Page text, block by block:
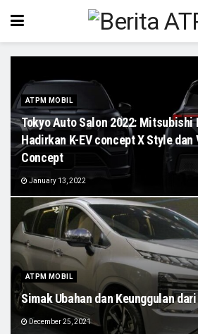
ATPM MOBIL
Tokyo Auto Salon 2022:
Hadirkan K-EV concept X Style
Concept
January 13, 2022
ATPM MOBIL
Simak Ubahan dan Keunggulan
December 25, 2021